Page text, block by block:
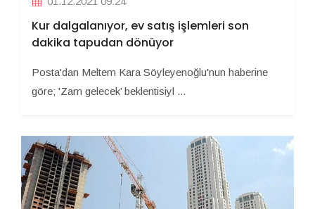
Kur dalgalanıyor, ev satış işlemleri son
dakika tapudan dönüyor
Posta'dan Meltem Kara Söyleyenoğlu'nun haberine
göre; 'Zam gelecek’ beklentisiyl ...